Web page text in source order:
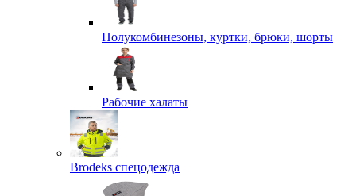
Полукомбинезоны, куртки, брюки, шорты
Рабочие халаты
Brodeks спецодежда